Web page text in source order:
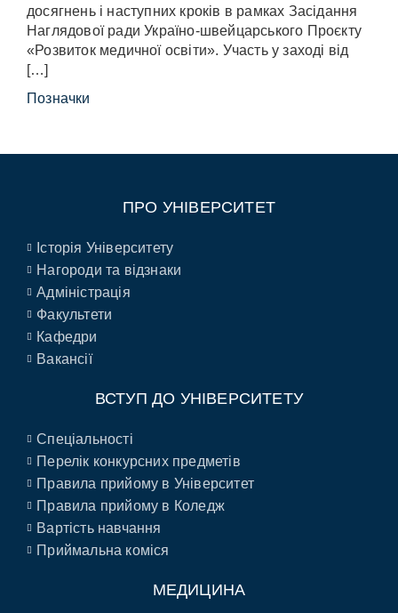
досягнень і наступних кроків в рамках Засідання
Наглядової ради Україно-швейцарського Проєкту
«Розвиток медичної освіти». Участь у заході від
[…]
Позначки
ПРО УНІВЕРСИТЕТ
Історія Університету
Нагороди та відзнаки
Адміністрація
Факультети
Кафедри
Вакансії
ВСТУП ДО УНІВЕРСИТЕТУ
Спеціальності
Перелік конкурсних предметів
Правила прийому в Університет
Правила прийому в Коледж
Вартість навчання
Приймальна коміся
МЕДИЦИНА